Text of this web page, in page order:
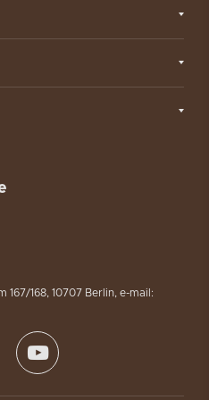
167/168, 10707 Berlin, e-mail: